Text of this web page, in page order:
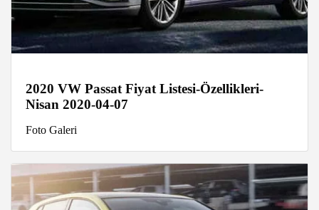
2020 VW Passat Fiyat Listesi-Özellikleri-
Nisan 2020-04-07
Foto Galeri